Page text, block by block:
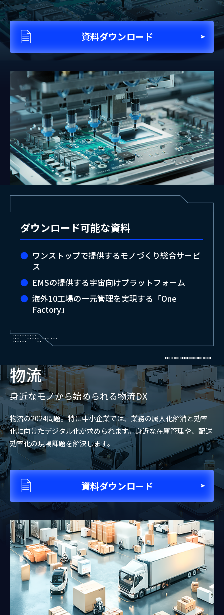
資料ダウンロード
ダウンロード可能な資料
ワンストップで提供するモノづくり総合サービ
ス
EMSの提供する宇宙向けプラットフォーム
海外10工場の一元管理を実現する「One
Factory」
物流
身近なモノから始められる物流DX
物流の2024問題。特に中小企業では、業務の属人化解消と効率
化に向けたデジタル化が求められます。身近な在庫管理や、配送
効率化の現場課題を解決します。
資料ダウンロード